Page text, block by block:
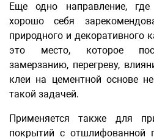
Еще одно направление,
хорошо себя
природного и
это место, которое
замерзанию, перегреву,
клеи на цементной основе
такой задачей.
Применяется также для
покрытий с отшлифованной